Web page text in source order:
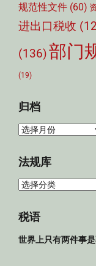
规范性文件 (60)
进出口税收
(136)部门
(19)
归档
归
法规库
法
库
税语
世界上只有两件事